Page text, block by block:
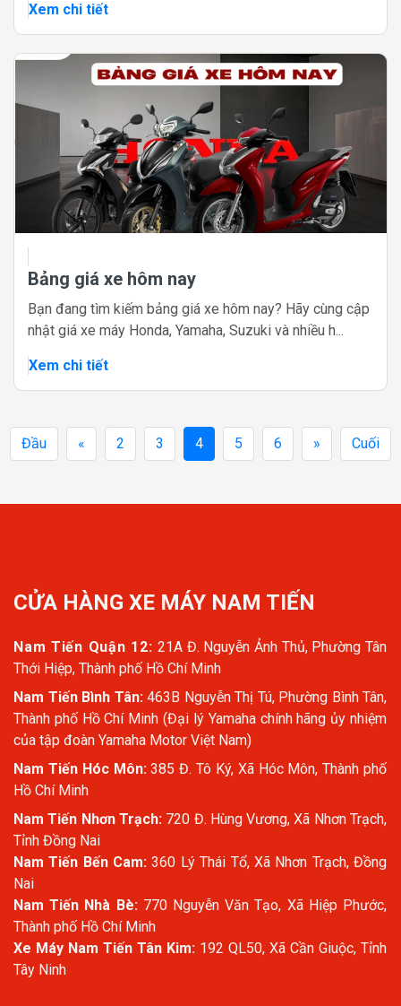
Xem chi tiết
Bảng giá xe hôm nay
Bạn đang tìm kiếm bảng giá xe hôm nay? Hãy cùng cập
nhật giá xe máy Honda, Yamaha, Suzuki và nhiều h...
Xem chi tiết
Đầu « 2 3 4 5 6 » Cuối
CỬA HÀNG XE MÁY NAM TIẾN
Nam Tiến Quận 12: 21A Đ. Nguyễn Ảnh Thủ, Phường Tân
Thới Hiệp, Thành phố Hồ Chí Minh
Nam Tiến Bình Tân:463B Nguyễn Thị Tú, Phường Bình Tân,
Thành phố Hồ Chí Minh (Đại lý Yamaha chính hãng ủy nhiệm
của tập đoàn Yamaha Motor Việt Nam)
Nam Tiến Hóc Môn:385 Đ. Tô Ký, Xã Hóc Môn, Thành phố
Hồ Chí Minh
Nam Tiến Nhơn Trạch:720 Đ. Hùng Vương, Xã Nhơn Trạch,
Tỉnh Đồng Nai
Nam Tiến Bến Cam: 360 Lý Thái Tổ, Xã Nhơn Trạch, Đồng
Nai
Nam Tiến Nhà Bè: 770 Nguyễn Văn Tạo, Xã Hiệp Phước,
Thành phố Hồ Chí Minh
Xe Máy Nam Tiến Tân Kim: 192 QL50, Xã Cần Giuộc, Tỉnh
Tây Ninh